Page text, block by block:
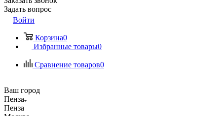
Задать вопрос
Войти
Корзина0
Избранные товары0
Сравнение товаров0
Ваш город
Пенза
Пенза